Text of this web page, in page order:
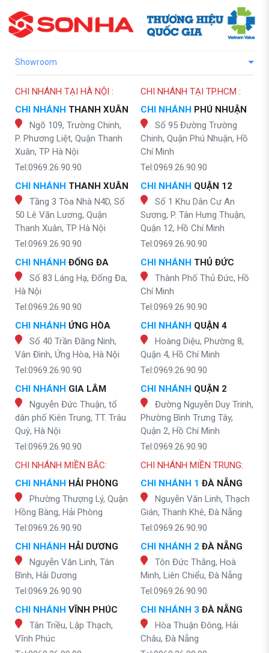
Showroom
CHI NHÁNH TẠI HÀ NỘI :
CHI NHÁNH THANH XUÂN
Ngõ 109, Trường Chinh,
P. Phương Liệt, Quận Thanh
Xuân, TP Hà Nội
Tel:0969.26.90.90
CHI NHÁNH THANH XUÂN
Tầng 3 Tòa Nhà N4D, Số
50 Lê Văn Lương, Quận
Thanh Xuân, TP Hà Nội
Tel:0969.26.90.90
CHI NHÁNH ĐỐNG ĐA
Số 83 Láng Hạ, Đống Đa,
Hà Nội
Tel:0969.26.90.90
CHI NHÁNH ỨNG HÒA
Số 40 Trần Đăng Ninh,
Vân Đình, Ứng Hòa, Hà Nội
Tel:0969.26.90.90
CHI NHÁNH GIA LÂM
Nguyễn Đức Thuận, tổ
dân phố Kiên Trung, TT. Trâu
Quỳ, Hà Nội
Tel:0969.26.90.90
CHI NHÁNH TẠI TP.HCM :
CHI NHÁNH PHÚ NHUẬN
Số 95 Đường Trường
Chinh, Quận Phú Nhuận, Hồ
Chí Minh
Tel:0969.26.90.90
CHI NHÁNH QUẬN 12
Số 1 Khu Dân Cư An
Sương, P. Tân Hưng Thuận,
Quận 12, Hồ Chí Minh
Tel:0969.26.90.90
CHI NHÁNH THỦ ĐỨC
Thành Phố Thủ Đức, Hồ
Chí Minh
Tel:0969.26.90.90
CHI NHÁNH QUẬN 4
Hoàng Diệu, Phường 8,
Quận 4, Hồ Chí Minh
Tel:0969.26.90.90
CHI NHÁNH QUẬN 2
Đường Nguyễn Duy Trinh,
Phường Bình Trưng Tây,
Quận 2, Hồ Chí Minh
Tel:0969.26.90.90
CHI NHÁNH MIỀN BẮC:
CHI NHÁNH HẢI PHÒNG
Phường Thượng Lý, Quận
Hồng Bàng, Hải Phòng
Tel:0969.26.90.90
CHI NHÁNH HẢI DƯƠNG
Nguyễn Văn Linh, Tân
Bình, Hải Dương
Tel:0969.26.90.90
CHI NHÁNH VĨNH PHÚC
Tân Triều, Lập Thạch,
Vĩnh Phúc
CHI NHÁNH MIỀN TRUNG:
CHI NHÁNH 1 ĐÀ NẴNG
Nguyễn Văn Linh, Thạch
Gián, Thanh Khê, Đà Nẵng
Tel:0969.26.90.90
CHI NHÁNH 2 ĐÀ NẴNG
Tôn Đức Thắng, Hoà
Minh, Liên Chiểu, Đà Nẵng
Tel:0969.26.90.90
CHI NHÁNH 3 ĐÀ NẴNG
Hòa Thuận Đông, Hải
Châu, Đà Nẵng